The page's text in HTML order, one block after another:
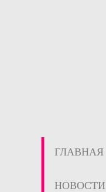
ГЛАВНАЯ
НОВОСТИ